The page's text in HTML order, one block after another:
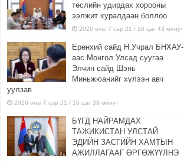
төслийн удирдах хорооны
ээлжит хуралдаан боллоо
2026 оны 7 сар 21 / 16 цаг 43 минут
Ерөнхий сайд Н.Учрал БНХАУ-
аас Монгол Улсад суугаа
Элчин сайд Шэнь
Миньжюанийг хүлээн авч
уулзав
2026 оны 7 сар 21 / 16 цаг 39 минут
БҮГД НАЙРАМДАХ
ТАЖИКИСТАН УЛСТАЙ
ЭДИЙН ЗАСГИЙН ХАМТЫН
АЖИЛЛАГААГ ӨРГӨЖҮҮЛНЭ